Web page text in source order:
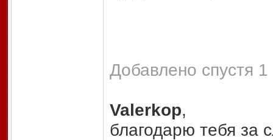
Добавлено спустя
Valerkop,
благодарю тебя за